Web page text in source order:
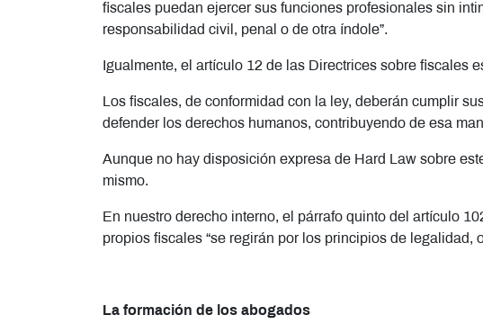
fiscales puedan ejercer sus funciones profesionales sin
responsabilidad civil, penal o de otra índole”.
Igualmente, el artículo 12 de las Directrices sobre fiscales
Los fiscales, de conformidad con la ley, deberán cumplir
defender los derechos humanos, contribuyendo de esa
Aunque no hay disposición expresa de Hard Law sobre
mismo.
En nuestro derecho interno, el párrafo quinto del artículo
propios fiscales “se regirán por los principios de
La formación de los abogados